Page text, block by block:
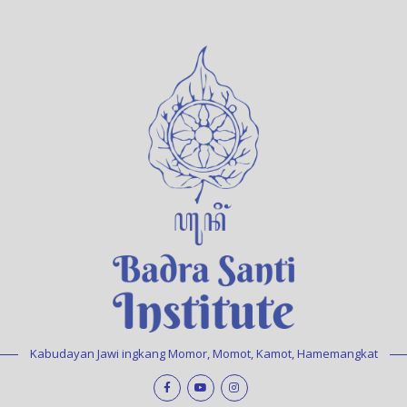
Kabudayan Jawi ingkang Momor, Momot, Kamot, Hamemangkat